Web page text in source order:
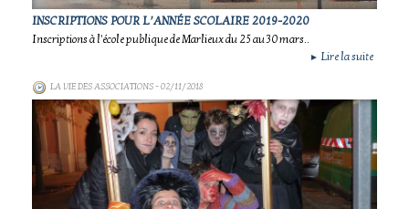
INSCRIPTIONS POUR L’ANNÉE SCOLAIRE 2019-2020
Inscriptions à l'école publique de Marlieux du 25 au 30 mars..
► Lire la suite
LA VIE DES ASSOCIATIONS- 02/11/2018